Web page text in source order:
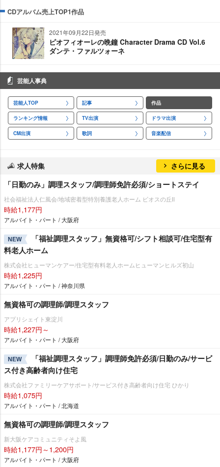
CDアルバム売上TOP1作品
2021年09月22日発売
ピオフィオーレの晩鐘 Character Drama CD Vol.6
ダンテ・ファルツォーネ
芸能人事典
芸能人TOP 記事 作品
ランキング情報 TV出演 ドラマ出演
CM出演 歌詞 音楽配信
求人特集 さらに見る
「日勤のみ」調理スタッフ/調理師免許必須/ショートステイ
社会福祉法人仁風会/地域密着型特別養護老人ホーム ビオスの丘Ⅱ
時給1,177円
アルバイト・パート / 大阪府
NEW
「福祉調理スタッフ」無資格可/シフト相談可/住宅型有
料老人ホーム
株式会社ヒューマンケアー/住宅型有料老人ホームヒューマンヒルズ初山
時給1,225円
アルバイト・パート / 神奈川県
無資格可の調理師/調理スタッフ
アプリシェイト東淀川
時給1,227円～
アルバイト・パート / 大阪府
NEW
「福祉調理スタッフ」調理師免許必須/日勤のみ/サービ
ス付き高齢者向け住宅
株式会社ファミリーケアサポート/サービス付き高齢者向け住宅 ひかり
時給1,075円
アルバイト・パート / 北海道
無資格可の調理師/調理スタッフ
新大阪ケアコミュニティそよ風
時給1,177円～1,200円
アルバイト・パート / 大阪府